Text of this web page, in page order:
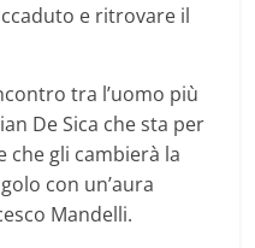
e ritrovare il
tra l’uomo più
De Sica che sta per
che gli cambierà la
con un’aura
Mandelli.